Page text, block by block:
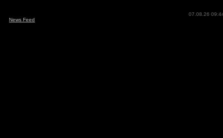
07.08.26
News Feed